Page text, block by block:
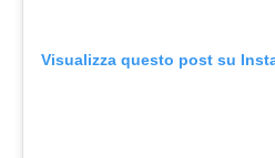
Visualizza questo post su